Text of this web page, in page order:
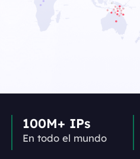
100M+ IPs
En todo el mundo